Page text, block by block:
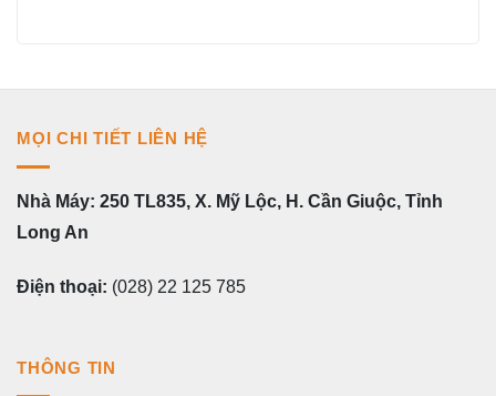
MỌI CHI TIẾT LIÊN HỆ
Nhà Máy: 250 TL835, X. Mỹ Lộc, H. Cần Giuộc, Tỉnh
Long An
Điện thoại: (028) 22 125 785
THÔNG TIN